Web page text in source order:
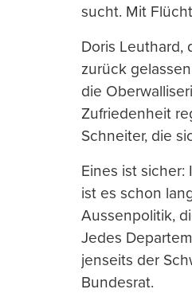
sucht. Mit
Doris Leuthard,
zurück
die
Zufriedenheit
Schneiter, die
Eines ist
ist es schon
Aussenpolitik,
Jedes
jenseits der
Bundesrat.